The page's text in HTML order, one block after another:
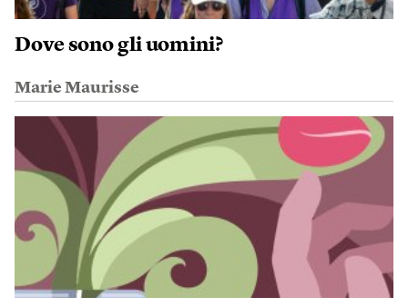
Dove sono gli uomini?
Marie Maurisse